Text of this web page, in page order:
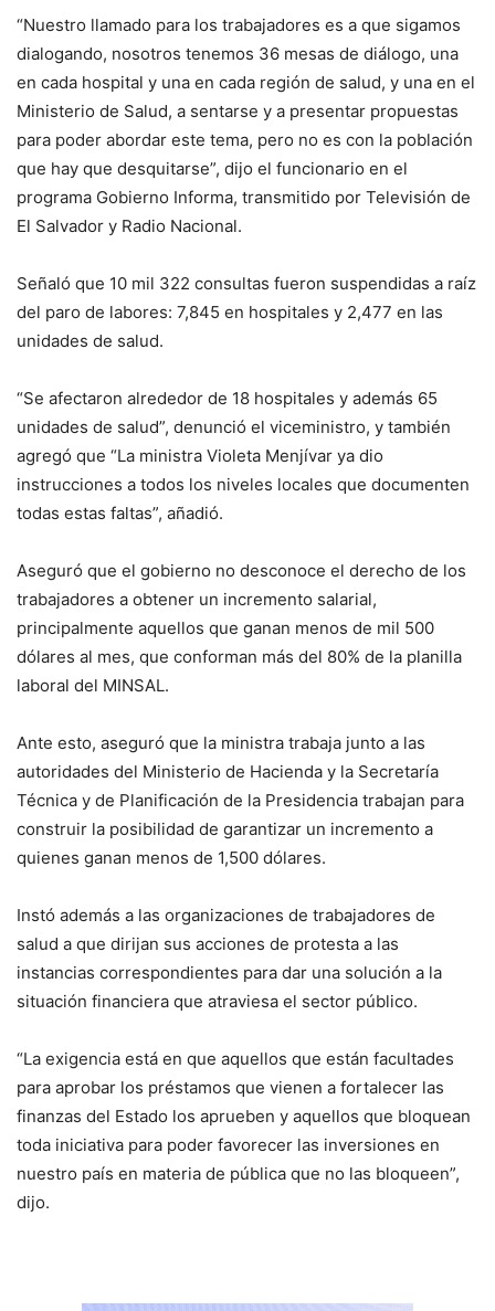
“Nuestro llamado para los trabajadores es a que sigamos
dialogando, nosotros tenemos 36 mesas de diálogo, una
en cada hospital y una en cada región de salud, y una en el
Ministerio de Salud, a sentarse y a presentar propuestas
para poder abordar este tema, pero no es con la población
que hay que desquitarse”, dijo el funcionario en el
programa Gobierno Informa, transmitido por Televisión de
El Salvador y Radio Nacional.
Señaló que 10 mil 322 consultas fueron suspendidas a raíz
del paro de labores: 7,845 en hospitales y 2,477 en las
unidades de salud.
“Se afectaron alrededor de 18 hospitales y además 65
unidades de salud”, denunció el viceministro, y también
agregó que “La ministra Violeta Menjívar ya dio
instrucciones a todos los niveles locales que documenten
todas estas faltas”, añadió.
Aseguró que el gobierno no desconoce el derecho de los
trabajadores a obtener un incremento salarial,
principalmente aquellos que ganan menos de mil 500
dólares al mes, que conforman más del 80% de la planilla
laboral del MINSAL.
Ante esto, aseguró que la ministra trabaja junto a las
autoridades del Ministerio de Hacienda y la Secretaría
Técnica y de Planificación de la Presidencia trabajan para
construir la posibilidad de garantizar un incremento a
quienes ganan menos de 1,500 dólares.
Instó además a las organizaciones de trabajadores de
salud a que dirijan sus acciones de protesta a las
instancias correspondientes para dar una solución a la
situación financiera que atraviesa el sector público.
“La exigencia está en que aquellos que están facultades
para aprobar los préstamos que vienen a fortalecer las
finanzas del Estado los aprueben y aquellos que bloquean
toda iniciativa para poder favorecer las inversiones en
nuestro país en materia de pública que no las bloqueen”,
dijo.